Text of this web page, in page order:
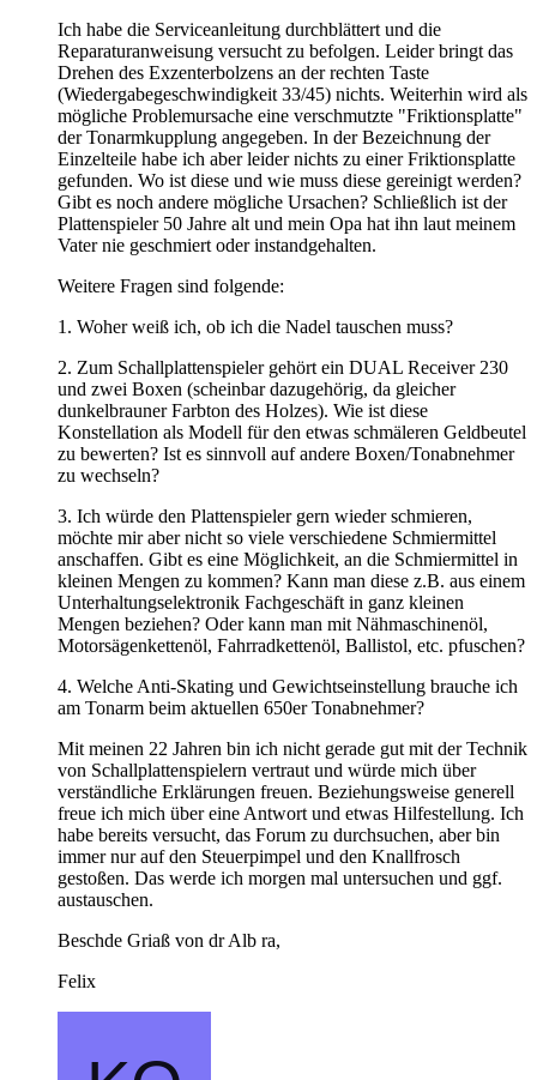
Ich habe die Serviceanleitung durchblättert und die
Reparaturanweisung versucht zu befolgen. Leider bringt das
Drehen des Exzenterbolzens an der rechten Taste
(Wiedergabegeschwindigkeit 33/45) nichts. Weiterhin wird als
mögliche Problemursache eine verschmutzte "Friktionsplatte"
der Tonarmkupplung angegeben. In der Bezeichnung der
Einzelteile habe ich aber leider nichts zu einer Friktionsplatte
gefunden. Wo ist diese und wie muss diese gereinigt werden?
Gibt es noch andere mögliche Ursachen? Schließlich ist der
Plattenspieler 50 Jahre alt und mein Opa hat ihn laut meinem
Vater nie geschmiert oder instandgehalten.
Weitere Fragen sind folgende:
1. Woher weiß ich, ob ich die Nadel tauschen muss?
2. Zum Schallplattenspieler gehört ein DUAL Receiver 230
und zwei Boxen (scheinbar dazugehörig, da gleicher
dunkelbrauner Farbton des Holzes). Wie ist diese
Konstellation als Modell für den etwas schmäleren Geldbeutel
zu bewerten? Ist es sinnvoll auf andere Boxen/Tonabnehmer
zu wechseln?
3. Ich würde den Plattenspieler gern wieder schmieren,
möchte mir aber nicht so viele verschiedene Schmiermittel
anschaffen. Gibt es eine Möglichkeit, an die Schmiermittel in
kleinen Mengen zu kommen? Kann man diese z.B. aus einem
Unterhaltungselektronik Fachgeschäft in ganz kleinen
Mengen beziehen? Oder kann man mit Nähmaschinenöl,
Motorsägenkettenöl, Fahrradkettenöl, Ballistol, etc. pfuschen?
4. Welche Anti-Skating und Gewichtseinstellung brauche ich
am Tonarm beim aktuellen 650er Tonabnehmer?
Mit meinen 22 Jahren bin ich nicht gerade gut mit der Technik
von Schallplattenspielern vertraut und würde mich über
verständliche Erklärungen freuen. Beziehungsweise generell
freue ich mich über eine Antwort und etwas Hilfestellung. Ich
habe bereits versucht, das Forum zu durchsuchen, aber bin
immer nur auf den Steuerpimpel und den Knallfrosch
gestoßen. Das werde ich morgen mal untersuchen und ggf.
austauschen.
Beschde Griaß von dr Alb ra,
Felix